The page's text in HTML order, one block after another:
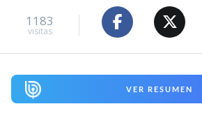
1183
visitas
VER RESUMEN